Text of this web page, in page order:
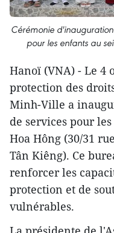
Cérémonie
pour les enfants au
Hanoï (VNA) - Le 4
protection des
Minh-Ville a
de services pour
Hoa Hông (30/31
Tân Kiêng). Ce
renforcer les
protection et de
vulnérables.